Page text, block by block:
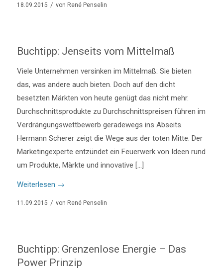
18.09.2015 / von René Penselin
Buchtipp: Jenseits vom Mittelmaß
Viele Unternehmen versinken im Mittelmaß: Sie bieten
das, was andere auch bieten. Doch auf den dicht
besetzten Märkten von heute genügt das nicht mehr.
Durchschnittsprodukte zu Durchschnittspreisen führen im
Verdrängungswettbewerb geradewegs ins Abseits.
Hermann Scherer zeigt die Wege aus der toten Mitte. Der
Marketingexperte entzündet ein Feuerwerk von Ideen rund
um Produkte, Märkte und innovative […]
Weiterlesen →
11.09.2015 / von René Penselin
Buchtipp: Grenzenlose Energie – Das
Power Prinzip